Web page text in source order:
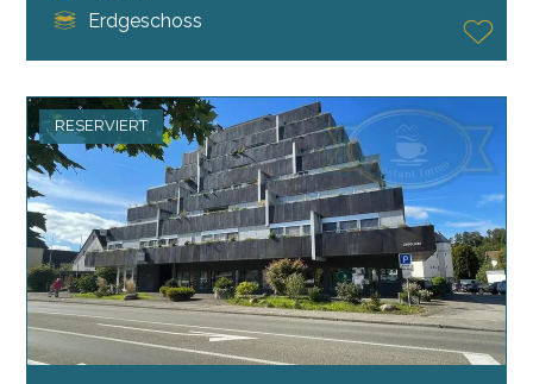
Erdgeschoss
RESERVIERT